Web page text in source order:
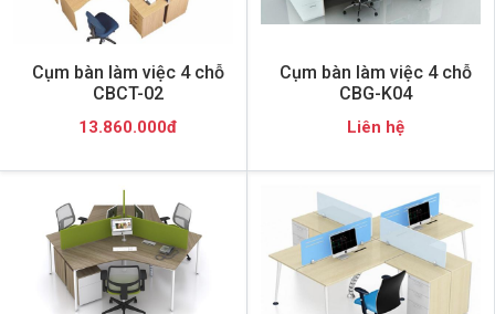
Cụm bàn làm việc 4 chỗ
CBCT-02
13.860.000đ
Cụm bàn làm việc 4 chỗ
CBG-K04
Liên hệ